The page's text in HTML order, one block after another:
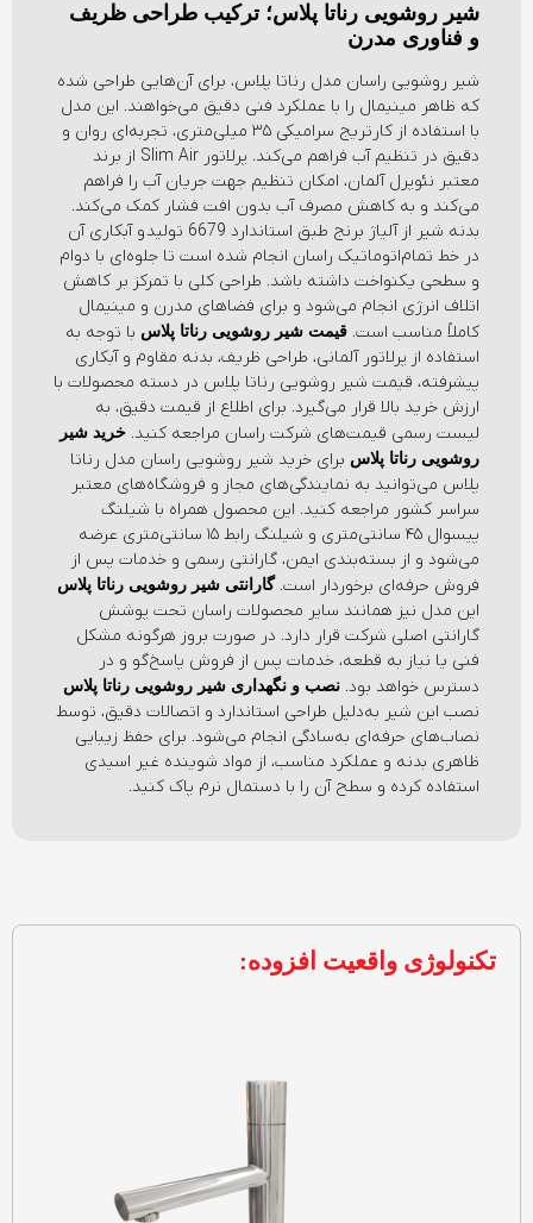
شیر روشویی رناتا پلاس؛ ترکیب طراحی ظریف
و فناوری مدرن
شیر روشویی راسان مدل رناتا پلاس، برای آن‌هایی طراحی شده
که ظاهر مینیمال را با عملکرد فنی دقیق می‌خواهند. این مدل
با استفاده از کارتریج سرامیکی ۳۵ میلی‌متری، تجربه‌ای روان و
دقیق در تنظیم آب فراهم می‌کند. پرلاتور Slim Air از برند
معتبر نئوپرل آلمان، امکان تنظیم جهت جریان آب را فراهم
می‌کند و به کاهش مصرف آب بدون افت فشار کمک می‌کند.
بدنه شیر از آلیاژ برنج طبق استاندارد 6679 تولید و آبکاری آن
در خط تمام‌اتوماتیک راسان انجام شده است تا جلوه‌ای با دوام
و سطحی یکنواخت داشته باشد. طراحی کلی با تمرکز بر کاهش
اتلاف انرژی انجام می‌شود و برای فضاهای مدرن و مینیمال
کاملاً مناسب است. قیمت شیر روشویی رناتا پلاس با توجه به
استفاده از پرلاتور آلمانی، طراحی ظریف، بدنه مقاوم و آبکاری
پیشرفته، قیمت شیر روشویی رناتا پلاس در دسته محصولات با
ارزش خرید بالا قرار می‌گیرد. برای اطلاع از قیمت دقیق، به
لیست رسمی قیمت‌های شرکت راسان مراجعه کنید. خرید شیر
روشویی رناتا پلاس برای خرید شیر روشویی راسان مدل رناتا
پلاس می‌توانید به نمایندگی‌های مجاز و فروشگاه‌های معتبر
سراسر کشور مراجعه کنید. این محصول همراه با شیلنگ
پیسوال ۴۵ سانتی‌متری و شیلنگ رابط ۱۵ سانتی‌متری عرضه
می‌شود و از بسته‌بندی ایمن، گارانتی رسمی و خدمات پس از
فروش حرفه‌ای برخوردار است.گارانتی شیر روشویی رناتا پلاس
این مدل نیز همانند سایر محصولات راسان تحت پوشش
گارانتی اصلی شرکت قرار دارد. در صورت بروز هرگونه مشکل
فنی یا نیاز به قطعه، خدمات پس از فروش پاسخ‌گو و در
دسترس خواهد بود. نصب و نگهداری شیر روشویی رناتا پلاس
نصب این شیر به‌دلیل طراحی استاندارد و اتصالات دقیق، توسط
نصاب‌های حرفه‌ای به‌سادگی انجام می‌شود. برای حفظ زیبایی
ظاهری بدنه و عملکرد مناسب، از مواد شوینده غیر اسیدی
استفاده کرده و سطح آن را با دستمال نرم پاک کنید.
تکنولوژی واقعیت افزوده: